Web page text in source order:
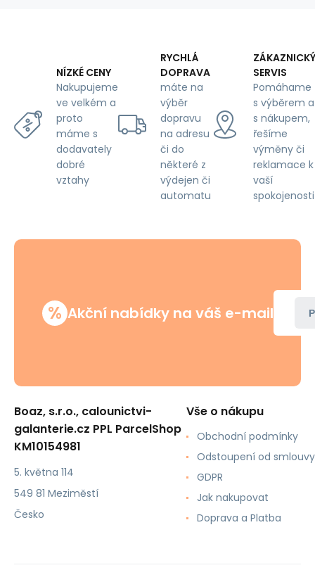
NÍZKÉ CENY
Nakupujeme
ve velkém a
proto
máme s
dodavately
dobré
vztahy
RYCHLÁ
DOPRAVA
máte na
výběr
dopravu
na adresu
či do
některé z
výdejen či
automatu
ZÁKAZNICKÝ
SERVIS
Pomáhame
s výběrem a
s nákupem,
řešíme
výměny či
reklamace k
vaší
spokojenosti
% Akční nabídky na váš e-mail
Boaz, s.r.o., calounictvi-
galanterie.cz PPL ParcelShop
KM10154981
5. května 114
549 81 Meziměstí
Česko
Vše o nákupu
Obchodní podmínky
Odstoupení od smlouvy
GDPR
Jak nakupovat
Doprava a Platba